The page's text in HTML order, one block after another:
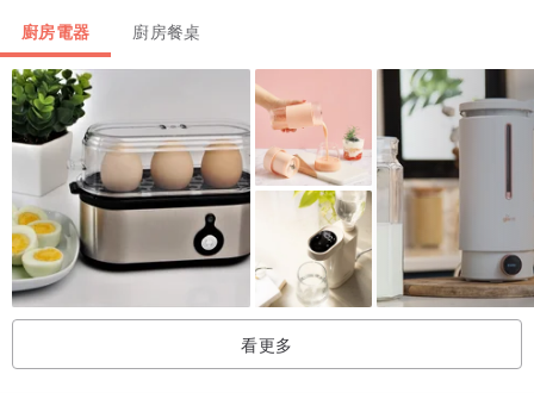
廚房電器 廚房餐桌
看更多